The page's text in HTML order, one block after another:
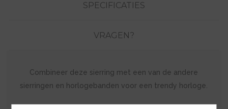
SPECIFICATIES
VRAGEN?
Combineer deze sierring met een van de andere
sierringen en horlogebanden voor een trendy horloge.